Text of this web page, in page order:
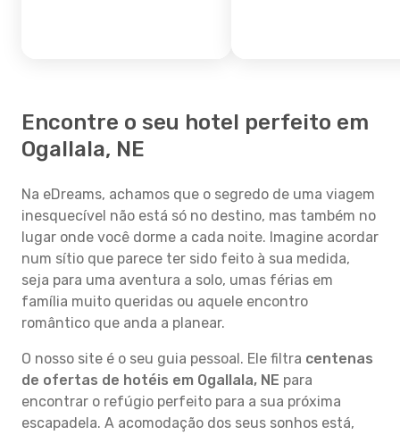
Encontre o seu hotel perfeito em
Ogallala, NE
Na eDreams, achamos que o segredo de uma viagem
inesquecível não está só no destino, mas também no
lugar onde você dorme a cada noite. Imagine acordar
num sítio que parece ter sido feito à sua medida,
seja para uma aventura a solo, umas férias em
família muito queridas ou aquele encontro
romântico que anda a planear.
O nosso site é o seu guia pessoal. Ele filtra centenas
de ofertas de hotéis em Ogallala, NE para
encontrar o refúgio perfeito para a sua próxima
escapadela. A acomodação dos seus sonhos está,